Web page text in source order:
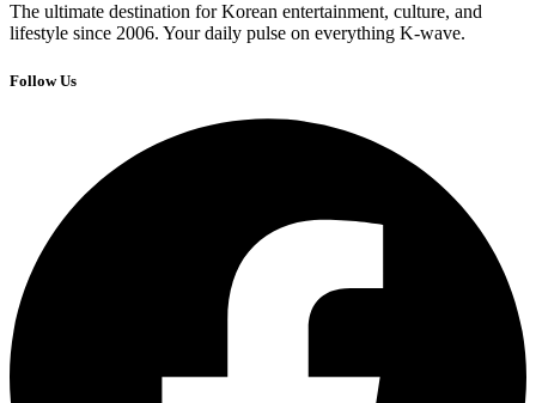
The ultimate destination for Korean entertainment, culture, and
lifestyle since 2006. Your daily pulse on everything K-wave.
Follow Us